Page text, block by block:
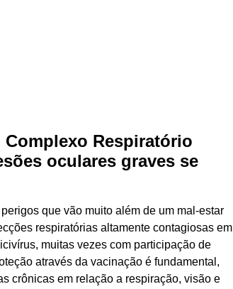
Respiratório
oculares graves se
que vão muito além de um mal-estar
respiratórias altamente contagiosas em
muitas vezes com participação de
através da vacinação é fundamental,
crônicas em relação a respiração, visão e